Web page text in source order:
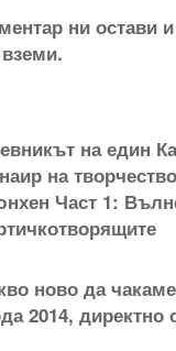
ни остави
на един
на
Част 1:
ново да
2014, директно